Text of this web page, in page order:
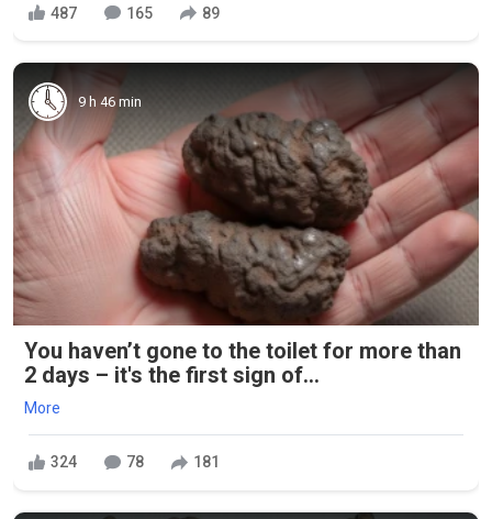
487 165 89
9 h 46 min
You haven’t gone to the toilet for more than
2 days – it's the first sign of...
More
324 78 181